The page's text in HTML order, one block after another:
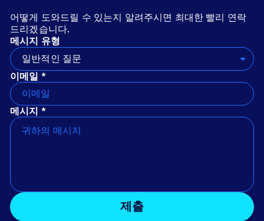
어떻게 도와드릴 수 있는지 알려주시면 최대한 빨리 연락
드리겠습니다.
메시지 유형
일반적인 질문
이메일 *
메시지 *
제출